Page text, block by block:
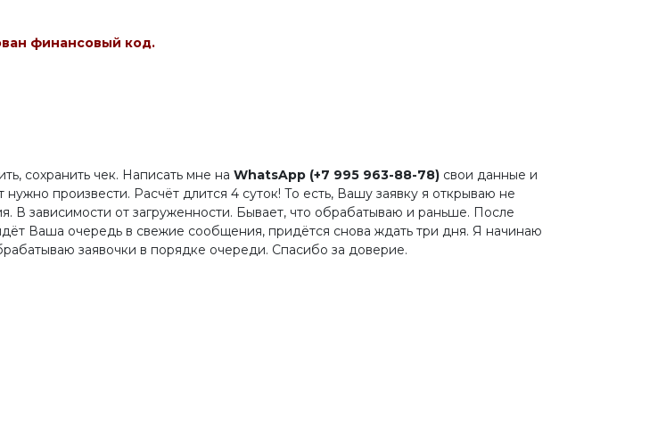
финансовый код.
сохранить чек. Написать мне на WhatsApp (+7 995 963-88-78) свои данные и
произвести. Расчёт длится 4 суток! То есть, Вашу заявку я открываю не
зависимости от загруженности. Бывает, что обрабатываю и раньше. После
Ваша очередь в свежие сообщения, придётся снова ждать три дня. Я начинаю
заявочки в порядке очереди. Спасибо за доверие.